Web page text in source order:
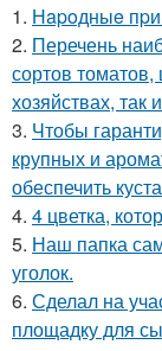
1. Нapoдныe
2. Перечень
сортов
хозяйствах,
3. Чтобы
крупных и
обеспечить
4. 4 цветка,
5. Наш папка
уголок.
6. Сделал на
площадку для